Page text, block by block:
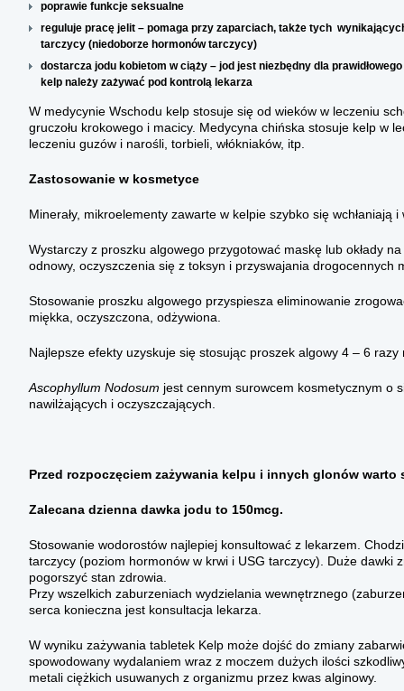
poprawie funkcje seksualne
reguluje pracę jelit – pomaga przy zaparciach, także tych
tarczycy (niedoborze hormonów tarczycy)
dostarcza jodu kobietom w ciąży – jod jest niezbędny dla
kelp należy zażywać pod kontrolą lekarza
W medycynie Wschodu kelp stosuje się od wieków w leczeniu
gruczołu krokowego i macicy. Medycyna chińska stosuje kelp w
leczeniu guzów i narośli, torbieli, włókniaków, itp.
Zastosowanie w kosmetyce
Minerały, mikroelementy zawarte w kelpie szybko się wchłaniają
Wystarczy z proszku algowego przygotować maskę lub okłady
odnowy, oczyszczenia się z toksyn i przyswajania drogocennych
Stosowanie proszku algowego przyspiesza eliminowanie
miękka, oczyszczona, odżywiona.
Najlepsze efekty uzyskuje się stosując proszek algowy 4 – 6 razy
Ascophyllum Nodosum jest cennym surowcem kosmetycznym o
nawilżających i oczyszczających.
Przed rozpoczęciem zażywania kelpu i innych glonów warto
Zalecana dzienna dawka jodu to 150mcg.
Stosowanie wodorostów najlepiej konsultować z lekarzem.
tarczycy (poziom hormonów w krwi i USG tarczycy). Duże dawki
pogorszyć stan zdrowia.
Przy wszelkich zaburzeniach wydzielania wewnętrznego
serca konieczna jest konsultacja lekarza.
W wyniku zażywania tabletek Kelp może dojść do zmiany
spowodowany wydalaniem wraz z moczem dużych ilości
metali ciężkich usuwanych z organizmu przez kwas alginowy.